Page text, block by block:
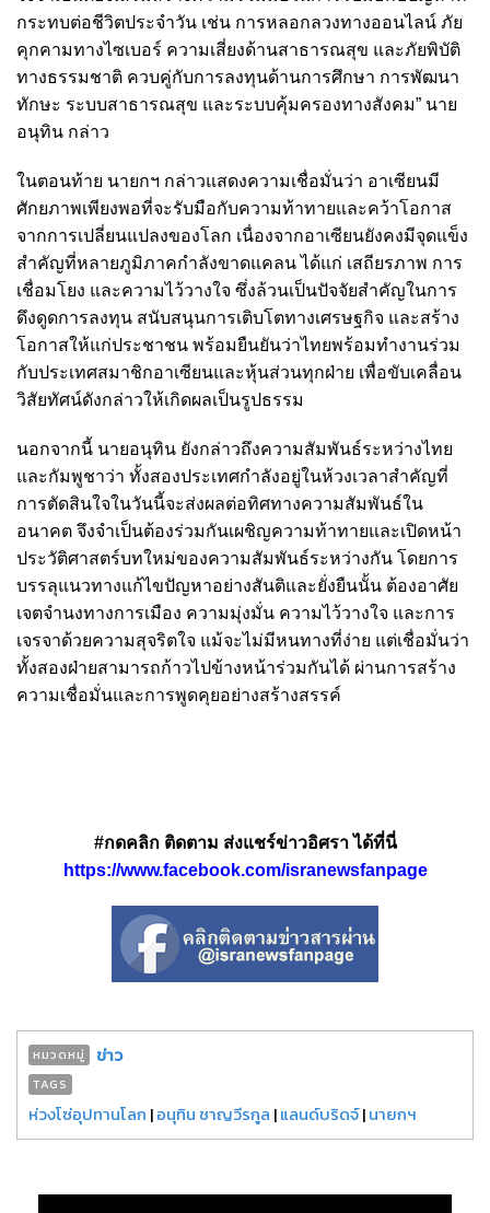
กระทบต่อชีวิตประจำวัน เช่น การหลอกลวงทางออนไลน์ ภัย
คุกคามทางไซเบอร์ ความเสี่ยงด้านสาธารณสุข และภัยพิบัติ
ทางธรรมชาติ ควบคู่กับการลงทุนด้านการศึกษา การพัฒนา
ทักษะ ระบบสาธารณสุข และระบบคุ้มครองทางสังคม” นาย
อนุทิน กล่าว
ในตอนท้าย นายกฯ กล่าวแสดงความเชื่อมั่นว่า อาเซียนมี
ศักยภาพเพียงพอที่จะรับมือกับความท้าทายและคว้าโอกาส
จากการเปลี่ยนแปลงของโลก เนื่องจากอาเซียนยังคงมีจุดแข็ง
สำคัญที่หลายภูมิภาคกำลังขาดแคลน ได้แก่ เสถียรภาพ การ
เชื่อมโยง และความไว้วางใจ ซึ่งล้วนเป็นปัจจัยสำคัญในการ
ดึงดูดการลงทุน สนับสนุนการเติบโตทางเศรษฐกิจ และสร้าง
โอกาสให้แก่ประชาชน พร้อมยืนยันว่าไทยพร้อมทำงานร่วม
กับประเทศสมาชิกอาเซียนและหุ้นส่วนทุกฝ่าย เพื่อขับเคลื่อน
วิสัยทัศน์ดังกล่าวให้เกิดผลเป็นรูปธรรม
นอกจากนี้ นายอนุทิน ยังกล่าวถึงความสัมพันธ์ระหว่างไทย
และกัมพูชาว่า ทั้งสองประเทศกำลังอยู่ในห้วงเวลาสำคัญที่
การตัดสินใจในวันนี้จะส่งผลต่อทิศทางความสัมพันธ์ใน
อนาคต จึงจำเป็นต้องร่วมกันเผชิญความท้าทายและเปิดหน้า
ประวัติศาสตร์บทใหม่ของความสัมพันธ์ระหว่างกัน โดยการ
บรรลุแนวทางแก้ไขปัญหาอย่างสันติและยั่งยืนนั้น ต้องอาศัย
เจตจำนงทางการเมือง ความมุ่งมั่น ความไว้วางใจ และการ
เจรจาด้วยความสุจริตใจ แม้จะไม่มีหนทางที่ง่าย แต่เชื่อมั่นว่า
ทั้งสองฝ่ายสามารถก้าวไปข้างหน้าร่วมกันได้ ผ่านการสร้าง
ความเชื่อมั่นและการพูดคุยอย่างสร้างสรรค์
#กดคลิก ติดตาม ส่งแชร์ข่าวอิศรา ได้ที่นี่
https://www.facebook.com/isranewsfanpage
หมวดหมู่ ข่าว
TAGS
ห่วงโซ่อุปทานโลก |อนุทิน ชาญวีรกูล |แลนด์บริดจ์|นายกฯ